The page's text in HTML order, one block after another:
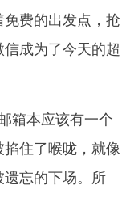
费的出发点，抢
成为了今天的超
箱本应该有一个
住了喉咙，就像
遗忘的下场。所